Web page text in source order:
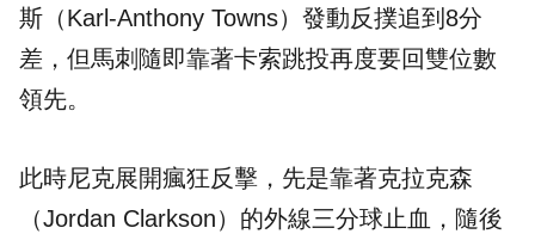
斯（Karl-Anthony Towns）發動反撲追到8分
差，但馬刺隨即靠著卡索跳投再度要回雙位數
領先。
此時尼克展開瘋狂反擊，先是靠著克拉克森
（Jordan Clarkson）的外線三分球止血，隨後